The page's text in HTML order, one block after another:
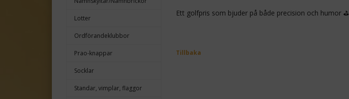
Lotter
Ordförandeklubbor
Prao-knappar
Socklar
Standar, vimplar, flaggor
Ett golfpris som bjuder på både precision och humor ⛳
Tillbaka